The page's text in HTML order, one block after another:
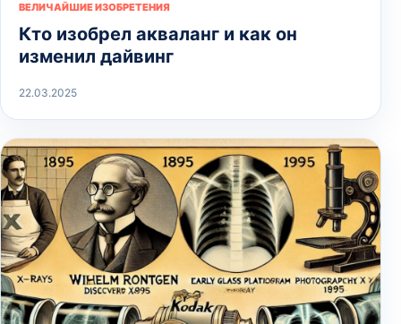
ВЕЛИЧАЙШИЕ ИЗОБРЕТЕНИЯ
Кто изобрел акваланг и как он
изменил дайвинг
22.03.2025